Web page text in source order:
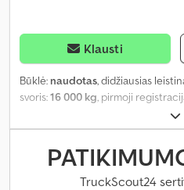
Klausti
Būklė: naudotas, didžiausias
svoris:16 000 kg, pirmoji
, krovinių skyriaus plotis:
mm, bendras aukštis:2 500 mm,
TruckScout24